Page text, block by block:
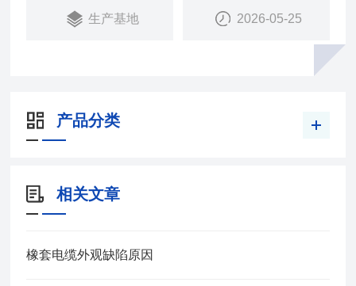
生产基地 2026-05-25
产品分类
相关文章
橡套电缆外观缺陷原因